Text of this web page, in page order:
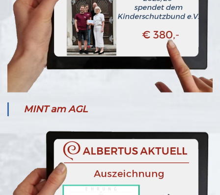
MINT am AGL